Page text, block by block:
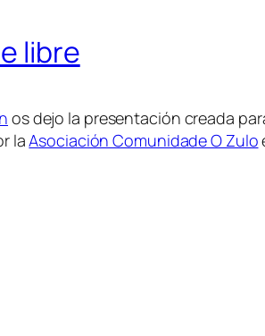
libre
os dejo la presentación creada
laAsociación Comunidade O Zulo